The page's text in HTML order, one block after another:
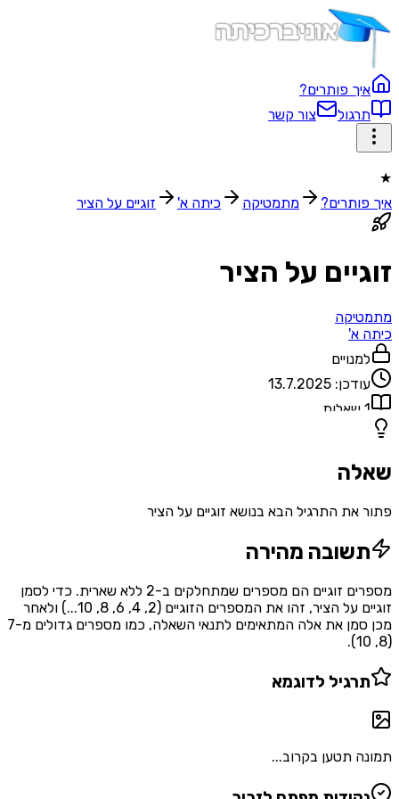
איך פותרים?
תרגול
צור קשר
★
איך פותרים?
מתמטיקה כיתה א' זוגיים על הציר
זוגיים על הציר
מתמטיקה
כיתה א'
למנויים
עודכן: 13.7.2025
1 שאלות
שאלה
פתור את התרגיל הבא בנושא זוגיים על הציר
תשובה מהירה
מספרים זוגיים הם מספרים שמתחלקים ב-2 ללא שארית. כדי לסמן
זוגיים על הציר, זהו את המספרים הזוגיים (2, 4, 6, 8, 10...) ולאחר
מכן סמן את אלה המתאימים לתנאי השאלה, כמו מספרים גדולים מ-7
(8, 10).
תרגיל לדוגמא
תמונה תטען בקרוב...